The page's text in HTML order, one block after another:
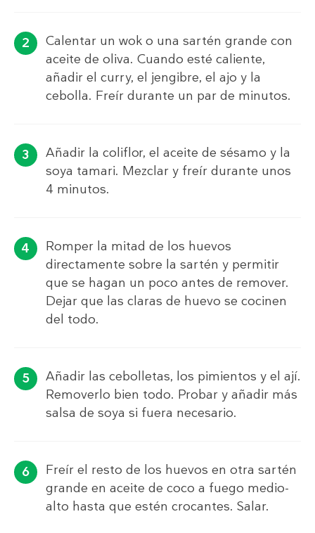
Calentar un wok o una sartén grande con
aceite de oliva. Cuando esté caliente,
añadir el curry, el jengibre, el ajo y la
cebolla. Freír durante un par de minutos.
Añadir la coliflor, el aceite de sésamo y la
soya tamari. Mezclar y freír durante unos
4 minutos.
Romper la mitad de los huevos
directamente sobre la sartén y permitir
que se hagan un poco antes de remover.
Dejar que las claras de huevo se cocinen
del todo.
Añadir las cebolletas, los pimientos y el ají.
Removerlo bien todo. Probar y añadir más
salsa de soya si fuera necesario.
Freír el resto de los huevos en otra sartén
grande en aceite de coco a fuego medio-
alto hasta que estén crocantes. Salar.